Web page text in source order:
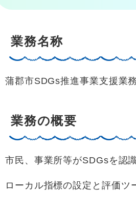
業務名称
蒲郡市SDGs推進事業支援業務
業務の概要
市民、事業所等がSDGsを認
ローカル指標の設定と評価ツ